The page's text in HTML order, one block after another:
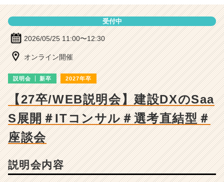
ャ
長
企
業
か
ら
ス
受付中
2026/05/25 11:00〜12:30
オンライン開催
説明会 新卒 2027年卒
【27卒/WEB説明会】建設DXのSaa
S展開＃ITコンサル＃選考直結型＃
座談会
説明会内容